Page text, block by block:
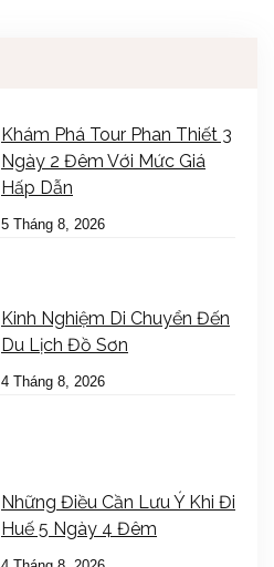
Khám Phá Tour Phan Thiết 3
Ngày 2 Đêm Với Mức Giá
Hấp Dẫn
5 Tháng 8, 2026
Kinh Nghiệm Di Chuyển Đến
Du Lịch Đồ Sơn
4 Tháng 8, 2026
Những Điều Cần Lưu Ý Khi Đi
Huế 5 Ngày 4 Đêm